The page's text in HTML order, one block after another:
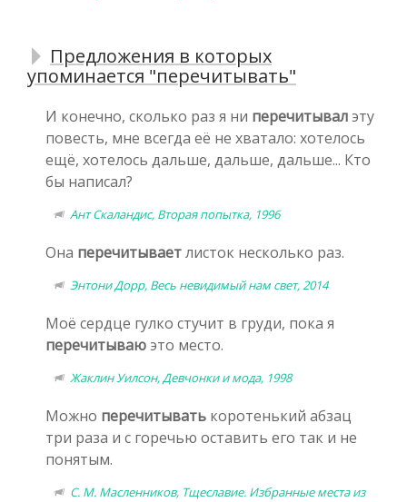
Предложения в которых
упоминается "перечитывать"
И конечно, сколько раз я ни перечитывалэту
повесть, мне всегда её не хватало: хотелось
ещё, хотелось дальше, дальше, дальше... Кто
бы написал?
Ант Скаландис, Вторая попытка, 1996
Она перечитываетлисток несколько раз.
Энтони Дорр, Весь невидимый нам свет, 2014
Моё сердце гулко стучит в груди, пока я
перечитываюэто место.
Жаклин Уилсон, Девчонки и мода, 1998
Можно перечитывать коротенький абзац
три раза и с горечью оставить его так и не
понятым.
С. М. Масленников, Тщеславие. Избранные места из